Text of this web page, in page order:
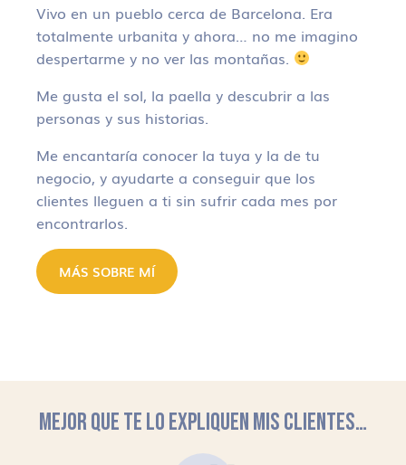
Vivo en un pueblo cerca de Barcelona. Era
totalmente urbanita y ahora… no me imagino
despertarme y no ver las montañas.
Me gusta el sol, la paella y descubrir a las
personas y sus historias.
Me encantaría conocer la tuya y la de tu
negocio, y ayudarte a conseguir que los
clientes lleguen a ti sin sufrir cada mes por
encontrarlos.
MÁS SOBRE MÍ
MEJOR QUE TE LO EXPLIQUEN MIS CLIENTES…